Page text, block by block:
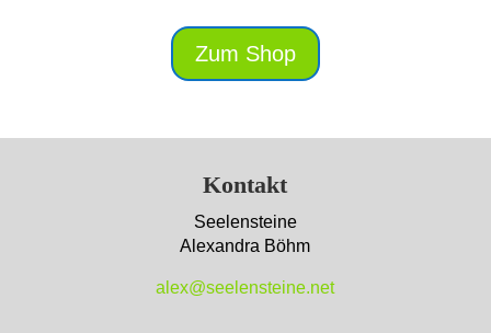
Zum Shop
Kontakt
Seelensteine
Alexandra Böhm
alex@seelensteine.net